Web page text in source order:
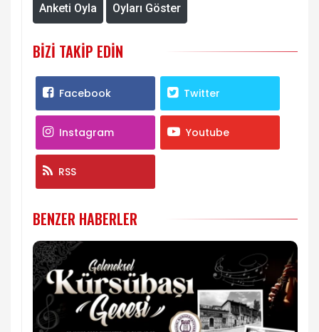
Anketi Oyla Oyları Göster
BIZI TAKIP EDIN
Facebook Twitter
Instagram Youtube
RSS
BENZER HABERLER